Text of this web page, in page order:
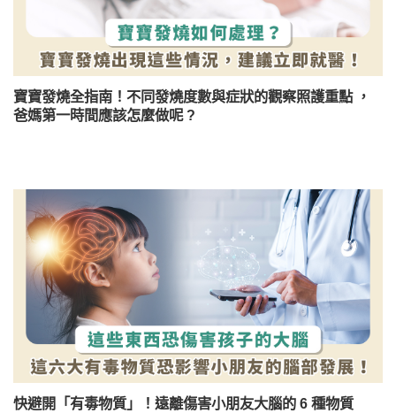
寶寶發燒全指南！不同發燒度數與症狀的觀察照護重點 ，
爸媽第一時間應該怎麼做呢 ?
快避開「有毒物質」！遠離傷害小朋友大腦的 6 種物質